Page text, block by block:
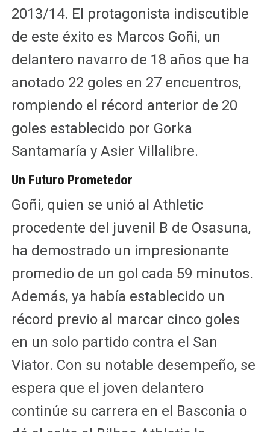
2013/14. El protagonista indiscutible
de este éxito es Marcos Goñi, un
delantero navarro de 18 años que ha
anotado 22 goles en 27 encuentros,
rompiendo el récord anterior de 20
goles establecido por Gorka
Santamaría y Asier Villalibre.
Un Futuro Prometedor
Goñi, quien se unió al Athletic
procedente del juvenil B de Osasuna,
ha demostrado un impresionante
promedio de un gol cada 59 minutos.
Además, ya había establecido un
récord previo al marcar cinco goles
en un solo partido contra el San
Viator. Con su notable desempeño, se
espera que el joven delantero
continúe su carrera en el Basconia o